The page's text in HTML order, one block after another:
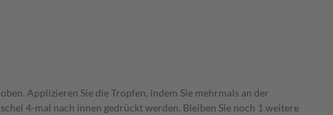
Applizieren Sie die Tropfen, indem Sie mehrmals an der
4-mal nach innen gedrückt werden. Bleiben Sie noch 1 weitere